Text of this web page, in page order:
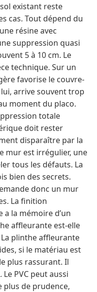
existant reste
cas. Tout dépend du
résine avec
suppression quasi
5 à 10 cm. Le
technique. Sur un
favorise le couvre-
arrive souvent trop
moment du placo.
totale
doit rester
disparaître par la
mur est irrégulier, une
tous les défauts. La
bien des secrets.
donc un mur
La finition
la mémoire d’un
affleurante est-elle
plinthe affleurante
si le matériau est
plus rassurant. Il
PVC peut aussi
plus de prudence,